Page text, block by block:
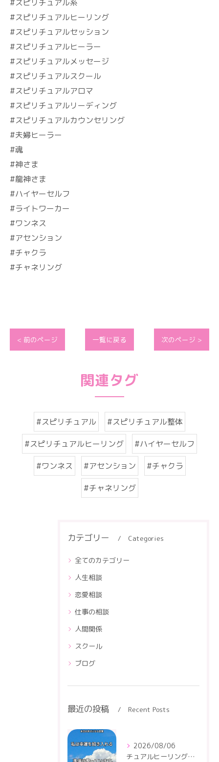
#スピリチュアル系
#スピリチュアルヒーリング
#スピリチュアルセッション
#スピリチュアルヒーラー
#スピリチュアルメッセージ
#スピリチュアルスクール
#スピリチュアルアロマ
#スピリチュアルリーディング
#スピリチュアルカウンセリング
#夫婦ヒーラー
#魂
#神さま
#龍神さま
#ハイヤーセルフ
#ライトワーカー
#ワンネス
#アセンション
#チャクラ
#チャネリング
< 前のページ 一覧に戻る 次のページ >
関連タグ
#スピリチュアル #スピリチュアル整体
#スピリチュアルヒーリング #ハイヤーセルフ
#ワンネス #アセンション #チャクラ
#チャネリング
カテゴリー Categories
全てのカテゴリー
人生相談
恋愛相談
仕事の相談
人間関係
スクール
ブログ
最近の投稿 Recent Posts
2026/08/06
チュアルヒーリングセンター